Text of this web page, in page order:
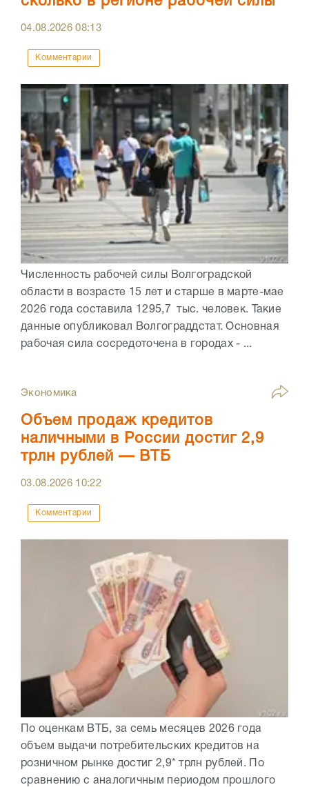
04.08.202608:13
Комментарии
Численность рабочей силы Волгоградской
области в возрасте 15 лет и старше в марте-мае
2026 года составила 1295,7 тыс. человек. Такие
данные опубликовал Волгограддстат. Основная
рабочая сила сосредоточена в городах - ...
Экономика
Объем продаж кредитов
наличными в России достиг 2,9
трлн рублей — ВТБ
03.08.2026 10:22
Комментарии
По оценкам ВТБ, за семь месяцев 2026 года
объем выдачи потребительских кредитов на
розничном рынке достиг 2,9* трлн рублей. По
сравнению с аналогичным периодом прошлого